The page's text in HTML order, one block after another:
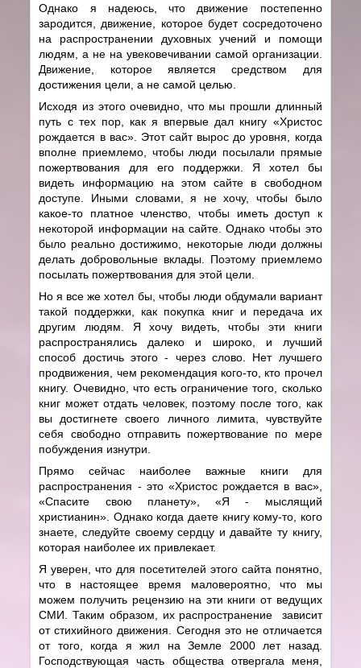
Однако я надеюсь, что движение постепенно
зародится, движение, которое будет сосредоточено
на распространении духовных учений и помощи
людям, а не на увековечивании самой организации.
Движение, которое является средством для
достижения цели, а не самой целью.
Исходя из этого очевидно, что мы прошли длинный
путь с тех пор, как я впервые дал книгу «Христос
рождается в вас». Этот сайт вырос до уровня, когда
вполне приемлемо, чтобы люди посылали прямые
пожертвования для его поддержки. Я хотел бы
видеть информацию на этом сайте в свободном
доступе. Иными словами, я не хочу, чтобы было
какое-то платное членство, чтобы иметь доступ к
некоторой информации на сайте. Однако чтобы это
было реально достижимо, некоторые люди должны
делать добровольные вклады. Поэтому приемлемо
посылать пожертвования для этой цели.
Но я все же хотел бы, чтобы люди обдумали вариант
такой поддержки, как покупка книг и передача их
другим людям. Я хочу видеть, чтобы эти книги
распространялись далеко и широко, и лучший
способ достичь этого - через слово. Нет лучшего
продвижения, чем рекомендация кого-то, кто прочел
книгу. Очевидно, что есть ограничение того, сколько
книг может отдать человек, поэтому после того, как
вы достигнете своего личного лимита, чувствуйте
себя свободно отправить пожертвование по мере
побуждения изнутри.
Прямо сейчас наиболее важные книги для
распространения - это «Христос рождается в вас»,
«Спасите свою планету», «Я - мыслящий
христианин». Однако когда даете книгу кому-то, кого
знаете, следуйте своему сердцу и давайте ту книгу,
которая наиболее их привлекает.
Я уверен, что для посетителей этого сайта понятно,
что в настоящее время маловероятно, что мы
можем получить рецензию на эти книги от ведущих
СМИ. Таким образом, их распространение зависит
от стихийного движения. Сегодня это не отличается
от того, когда я жил на Земле 2000 лет назад.
Господствующая часть общества отвергала меня,